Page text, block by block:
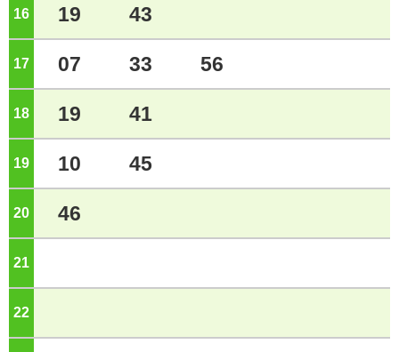
16 19 43
17 07 33 56
18 19 41
19 10 45
20 46
21
22